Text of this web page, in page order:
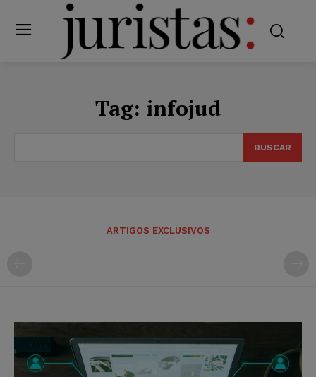
Tag: infojud
BUSCAR
ARTIGOS EXCLUSIVOS